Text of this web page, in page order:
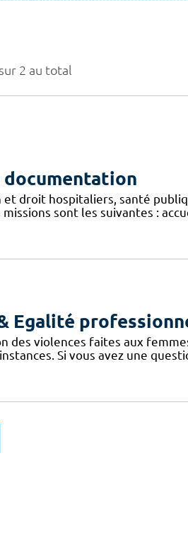
2 au total
documentation
droit hospitaliers, santé
missions sont les suivantes :
Egalité
des violences faites aux
Si vous avez une